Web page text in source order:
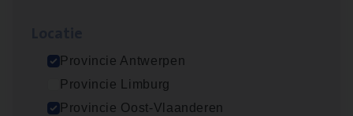
Provincie Antwerpen
Provincie Limburg
Provincie Oost-Vlaanderen
Beveren